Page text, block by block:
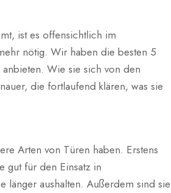
ist es offensichtlich im
nötig. Wir haben die besten 5
Wie sie sich von den
die fortlaufend klären, was sie
Arten von Türen haben. Erstens
gut für den Einsatz in
aushalten. Außerdem sind sie